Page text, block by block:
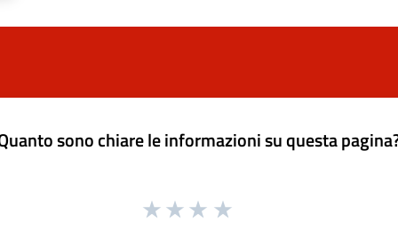
sono chiare le informazioni su questa